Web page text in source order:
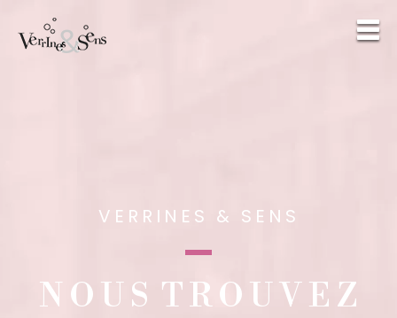
VERRINES & SENS
N O U S T R O U V E Z